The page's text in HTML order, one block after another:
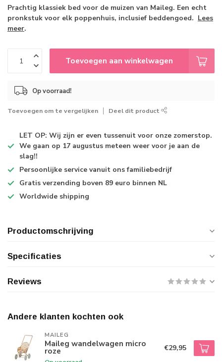
Prachtig klassiek bed voor de muizen van Maileg. Een echt
pronkstuk voor elk poppenhuis, inclusief beddengoed. Lees
meer.
Toevoegen aan winkelwagen
Op voorraad!
Toevoegen om te vergelijken Deel dit product
LET OP: Wij zijn er even tussenuit voor onze zomerstop.
We gaan op 17 augustus meteen weer voor je aan de
slag!!
Persoonlijke service vanuit ons familiebedrijf
Gratis verzending boven 89 euro binnen NL
Worldwide shipping
Productomschrijving
Specificaties
Reviews
Andere klanten kochten ook
MAILEG
Maileg wandelwagen micro
roze €29,95